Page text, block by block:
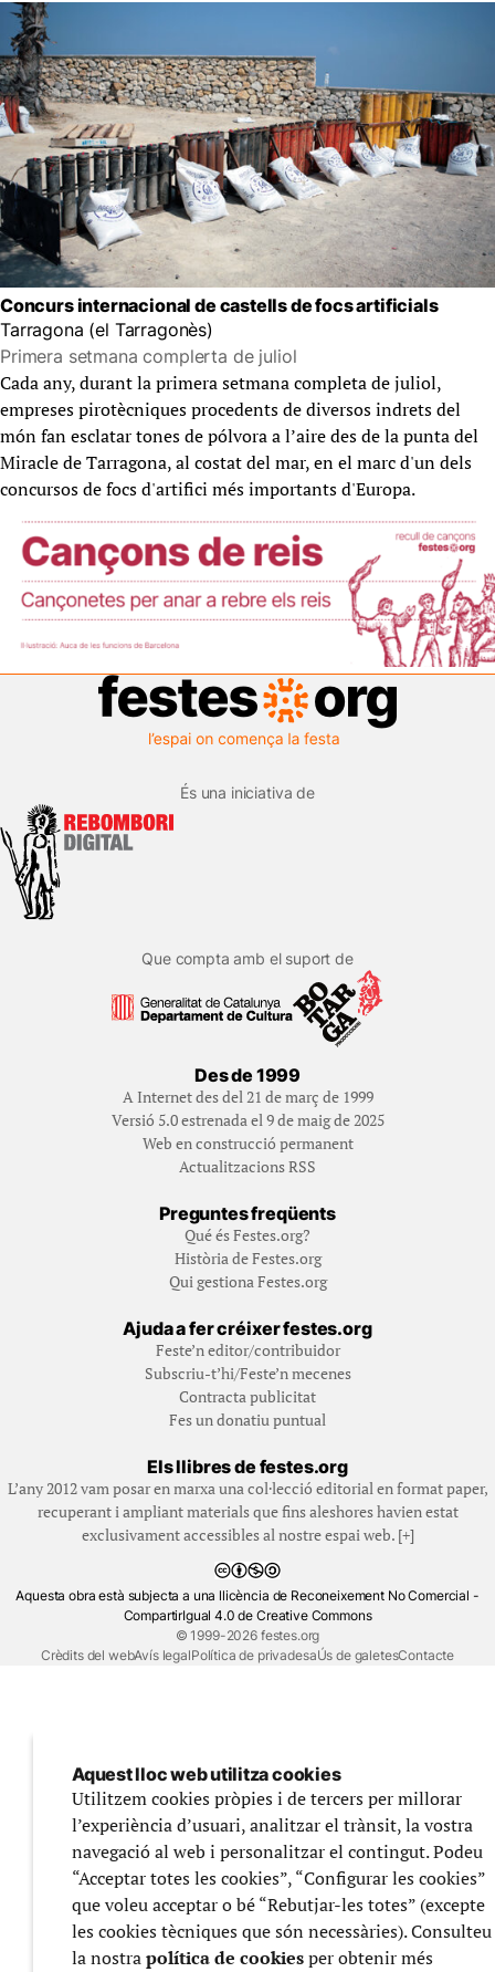
Concurs internacional de castells de focs artificials
Tarragona (el Tarragonès)
Primera setmana complerta de juliol
Cada any, durant la primera setmana completa de juliol,
empreses pirotècniques procedents de diversos indrets del
món fan esclatar tones de pólvora a l’aire des de lapunta del
Miracle de Tarragona, al costat del mar, en el marc d'un dels
concursos de focs d'artifici més importants d'Europa.
És una iniciativa de
Que compta amb el suport de
Des de 1999
A Internet des del 21 de març de 1999
Versió 5.0 estrenada el 9 de maig de 2025
Web en construcció permanent
Actualitzacions RSS
Preguntes freqüents
Qué és Festes.org?
Història de Festes.org
Qui gestiona Festes.org
Ajuda a fer créixer festes.org
Feste’n editor/contribuidor
Subscriu-t’hi/Feste’n mecenes
Contracta publicitat
Fes un donatiu puntual
Els llibres de festes.org
L’any 2012 vam posar en marxa una col·lecció editorial en format paper,
recuperant i ampliant materials que fins aleshores havien estat
exclusivament accessibles al nostre espai web. [+]
Aquesta obra està subjecta a una llicència de Reconeixement No Comercial -
CompartirIgual 4.0 de Creative Commons
© 1999-2026 festes.org
Crèdits del webAvís legalPolítica de privadesaÚs de galetesContacte
Aquest lloc web utilitza cookies
Utilitzem cookies pròpies i de tercers per millorar
l’experiència d’usuari, analitzar el trànsit, la vostra
navegació al web i personalitzar el contingut. Podeu
“Acceptar totes les cookies”, “Configurar les cookies”
que voleu acceptar o bé “Rebutjar-les totes” (excepte
les cookies tècniques que són necessàries). Consulteu
la nostrapolítica de cookiesper obtenir més